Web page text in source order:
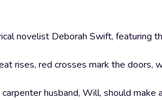
novelist Deborah Swift, featuring
rises, red crosses mark the doors,
husband, Will, should make